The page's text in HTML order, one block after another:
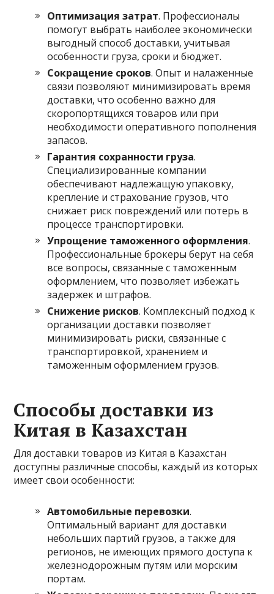
Оптимизация затрат. Профессионалы
помогут выбрать наиболее экономически
выгодный способ доставки, учитывая
особенности груза, сроки и бюджет.
Сокращение сроков. Опыт и налаженные
связи позволяют минимизировать время
доставки, что особенно важно для
скоропортящихся товаров или при
необходимости оперативного пополнения
запасов.
Гарантия сохранности груза.
Специализированные компании
обеспечивают надлежащую упаковку,
крепление и страхование грузов, что
снижает риск повреждений или потерь в
процессе транспортировки.
Упрощение таможенного оформления.
Профессиональные брокеры берут на себя
все вопросы, связанные с таможенным
оформлением, что позволяет избежать
задержек и штрафов.
Снижение рисков. Комплексный подход к
организации доставки позволяет
минимизировать риски, связанные с
транспортировкой, хранением и
таможенным оформлением грузов.
Способы доставки из
Китая в Казахстан
Для доставки товаров из Китая в Казахстан
доступны различные способы, каждый из которых
имеет свои особенности:
Автомобильные перевозки.
Оптимальный вариант для доставки
небольших партий грузов, а также для
регионов, не имеющих прямого доступа к
железнодорожным путям или морским
портам.